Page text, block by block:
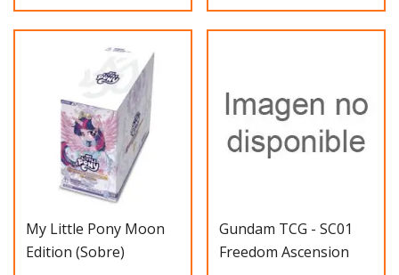
My Little Pony Moon
Edition (Sobre)
Gundam TCG - SC01
Freedom Ascension